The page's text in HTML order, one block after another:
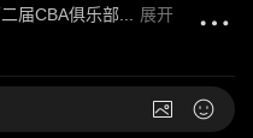
届CBA俱乐部...
展开